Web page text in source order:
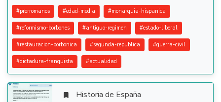
#prerromanos #edad-media #monarquia-hispanica
#reformismo-borbones #antiguo-regimen #estado-liberal
#restauracion-borbonica #segunda-republica #guerra-civil
#dictadura-franquista #actualidad
 Historia de España